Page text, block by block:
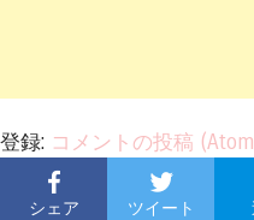
登録: コメントの投稿
シェア ツイート